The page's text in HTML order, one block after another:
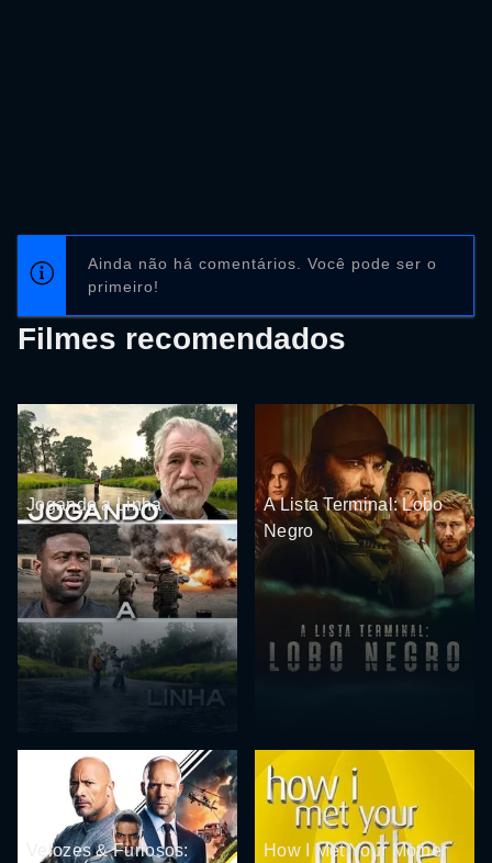
Ainda não há comentários. Você pode ser o
primeiro!
Filmes recomendados
Jogando a Linha
A Lista Terminal: Lobo
Negro
Velozes & Furiosos:
How I Met Your Mother